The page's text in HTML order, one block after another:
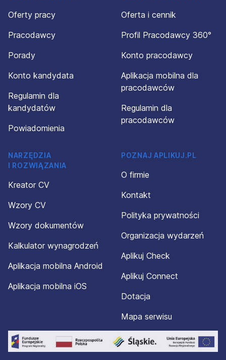
Oferty pracy
Pracodawcy
Porady
Konto kandydata
Regulamin dla
kandydatów
Powiadomienia
Oferta i cennik
Profil Pracodawcy 360°
Konto pracodawcy
Aplikacja mobilna dla
pracodawców
Regulamin dla
pracodawców
NARZĘDZIA
I ROZWIĄZANIA
Kreator CV
Wzory CV
Wzory dokumentów
Kalkulator wynagrodzeń
Aplikacja mobilna Android
Aplikacja mobilna iOS
POZNAJ APLIKUJ.PL
O firmie
Kontakt
Polityka prywatności
Organizacja wydarzeń
Aplikuj Check
Aplikuj Connect
Dotacja
Mapa serwisu